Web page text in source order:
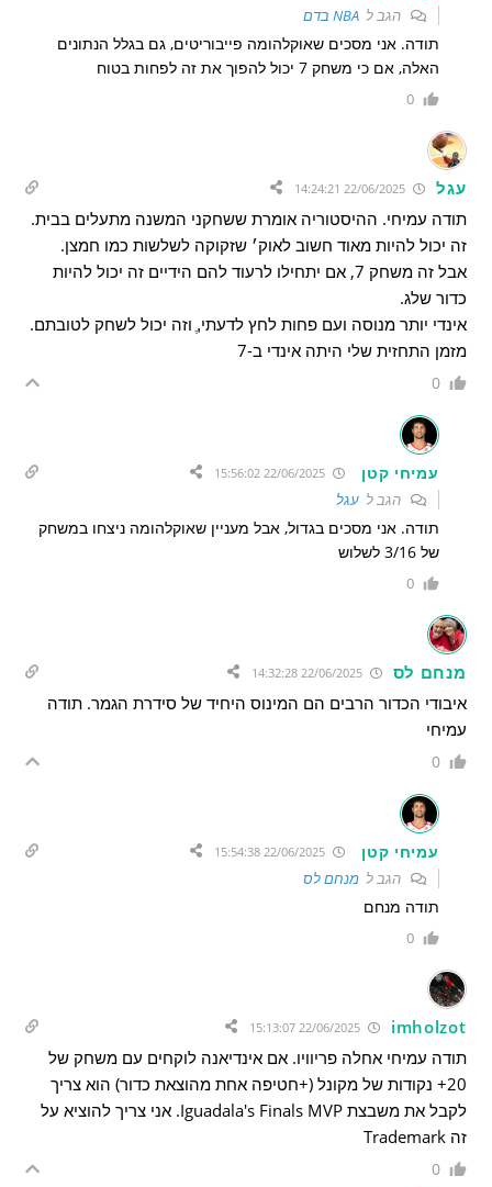
הגב לNBA בדם
תודה. אני מסכים שאוקלהומה פייבוריטים, גם בגלל הנתונים
האלה, אם כי משחק 7 יכול להפוך את זה לפחות בטוח
0
עגל
תודה עמיחי. ההיסטוריה אומרת ששחקני המשנה מתעלים בבית.
זה יכול להיות מאוד חשוב לאוק׳ שזקוקה לשלשות כמו חמצן.
אבל זה משחק 7, אם יתחילו לרעוד להם הידיים זה יכול להיות
כדור שלג.
אינדי יותר מנוסה ועם פחות לחץ לדעתי,ֶ וזה יכול לשחק לטובתם.
מזמן התחזית שלי היתה אינדי ב-7
0
עמיחי קטן
הגב לעגל
תודה. אני מסכים בגדול, אבל מעניין שאוקלהומה ניצחו במשחק
של 3/16 לשלוש
0
מנחם לס 22/06/2025 14:32:28
איבודי הכדור הרבים הם המינוס היחיד של סידרת הגמר. תודה
עמיחי
0
עמיחי קטן
הגב למנחם לס
תודה מנחם
0
imholzot
22/06/2025 15:13:07
תודה עמיחי אחלה פריוויו. אם אינדיאנה לוקחים עם משחק של
20+ נקודות של מקונל (+חטיפה אחת מהוצאת כדור) הוא צריך
לקבל את משבצת Iguadala's Finals MVP. אני צריך להוציא על
זהTrademark
0